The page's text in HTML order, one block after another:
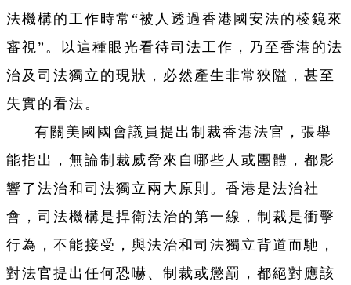
法機構的工作時常“被人透過香港國安法的棱鏡來
審視”。以這種眼光看待司法工作，乃至香港的法
治及司法獨立的現狀，必然產生非常狹隘，甚至
失實的看法。
有關美國國會議員提出制裁香港法官，張舉
能指出，無論制裁威脅來自哪些人或團體，都影
響了法治和司法獨立兩大原則。香港是法治社
會，司法機構是捍衛法治的第一線，制裁是衝擊
行為，不能接受，與法治和司法獨立背道而馳，
對法官提出任何恐嚇、制裁或懲罰，都絕對應該